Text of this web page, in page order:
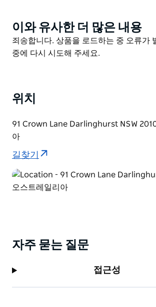
Product
List
이와 유사한 더 많은 내용
Product
List
죄송합니다. 상품을 로드하는 중 오류가
중에 다시 시도해 주세요.
위치
91 Crown Lane Darlinghurst NSW
아
길찾기
자주 묻는 질문
접근성